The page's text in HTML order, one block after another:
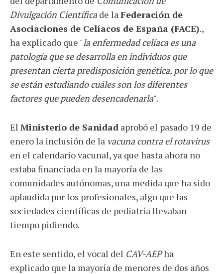
Divulgación Científicade laFederación de
Asociaciones de Celíacos de España (FACE).,
ha explicado que "la enfermedad celíaca es una
patología que se desarrolla en individuos que
presentan cierta predisposición genética, por lo que
se están estudiando cuáles son los diferentes
factores que pueden desencadenarla".
El Ministerio de Sanidad aprobó el pasado 19 de
enero la inclusión de la vacuna contra el rotavirus
en el calendario vacunal, ya que hasta ahora no
estaba financiada en la mayoría de las
comunidades autónomas, una medida que ha sido
aplaudida por los profesionales, algo que las
sociedades científicas de pediatría llevaban
tiempo pidiendo.
En este sentido, el vocal del CAV-AEPha
explicado que la mayoría de menores de dos años